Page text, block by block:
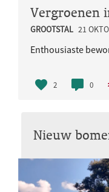
GROOTSTAL 21
Enthousiaste
2 0